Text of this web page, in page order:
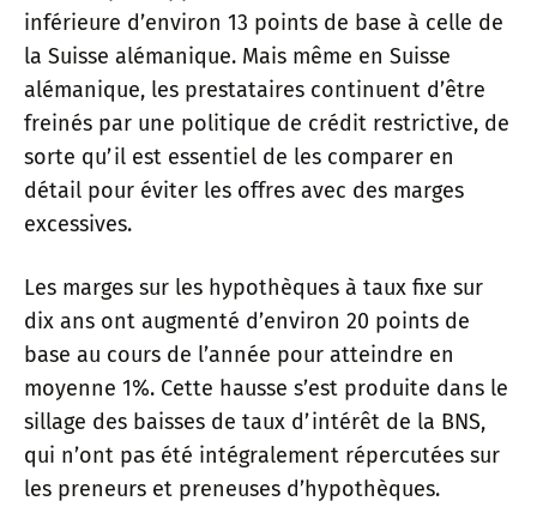
inférieure d’environ 13 points de base à celle de
la Suisse alémanique. Mais même en Suisse
alémanique, les prestataires continuent d’être
freinés par une politique de crédit restrictive, de
sorte qu’il est essentiel de les comparer en
détail pour éviter les offres avec des marges
excessives.
Les marges sur les hypothèques à taux fixe sur
dix ans ont augmenté d’environ 20 points de
base au cours de l’année pour atteindre en
moyenne 1%. Cette hausse s’est produite dans le
sillage des baisses de taux d’intérêt de la BNS,
qui n’ont pas été intégralement répercutées sur
les preneurs et preneuses d’hypothèques.